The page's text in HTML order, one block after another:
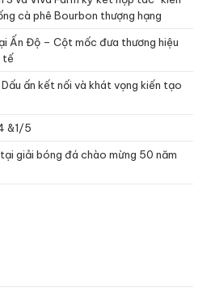
cà phê Bourbon thượng hạng
Ấn Độ – Cột mốc đưa thương hiệu
tế
ấn kết nối và khát vọng kiến tạo
&1/5
giải bóng đá chào mừng 50 năm